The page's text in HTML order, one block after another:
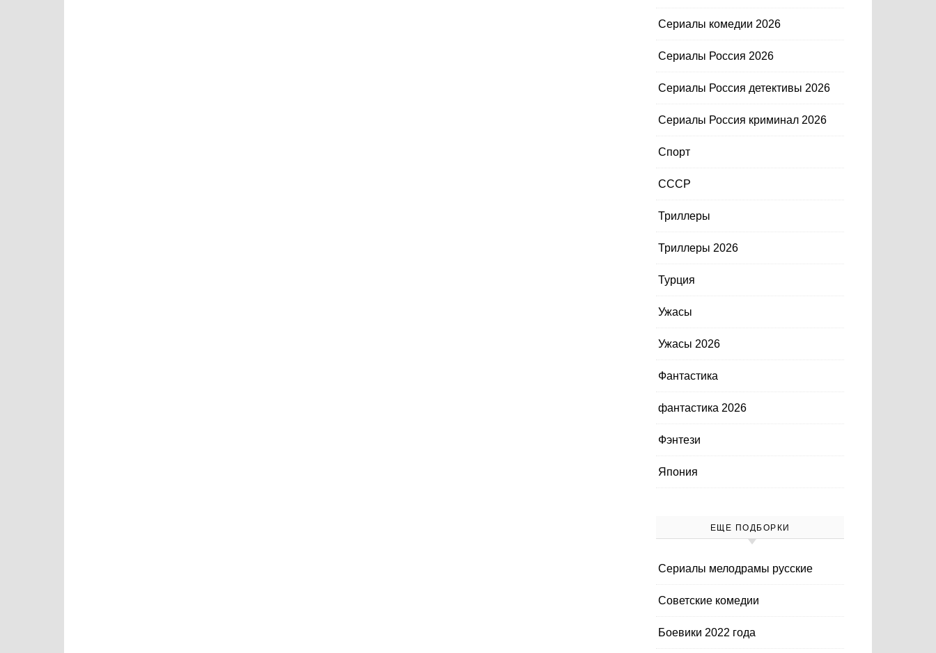
Сериалы комедии 2026
Сериалы Россия 2026
Сериалы Россия детективы 2026
Сериалы Россия криминал 2026
Спорт
СССР
Триллеры
Триллеры 2026
Турция
Ужасы
Ужасы 2026
Фантастика
фантастика 2026
Фэнтези
Япония
ЕЩЕ ПОДБОРКИ
Cериалы мелодрамы русские
Cоветские комедии
Боевики 2022 года